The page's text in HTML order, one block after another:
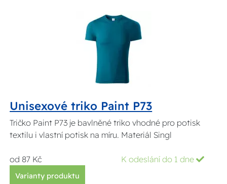
Unisexové triko Paint P73
Tričko Paint P73 je bavlněné triko vhodné pro potisk
textilu i vlastní potisk na míru. Materiál Singl
od 87 Kč K odeslání do 1 dne
Varianty produktu